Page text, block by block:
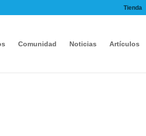
Tienda
Comunidad Noticias Artículos